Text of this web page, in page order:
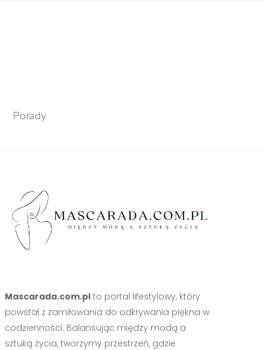
Porady
Mascarada.com.plto portal lifestylowy, który
powstał z zamiłowania do odkrywania piękna w
codzienności. Balansując między modą a
sztuką życia, tworzymy przestrzeń, gdzie